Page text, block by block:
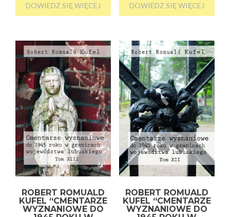
DOWIEDZ SIĘ WIĘCEJ DOWIEDZ SIĘ WIĘCEJ
ROBERT ROMUALD
KUFEL “CMENTARZE
WYZNANIOWE DO
ROBERT ROMUALD
KUFEL “CMENTARZE
WYZNANIOWE DO